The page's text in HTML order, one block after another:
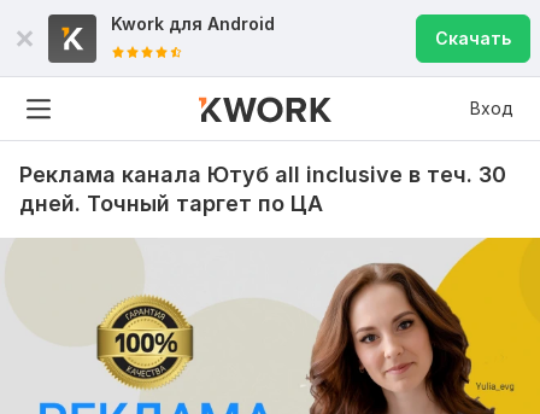
Kwork для Android
Скачать
Вход
Реклама канала Ютуб all inclusive в теч. 30
дней. Точный таргет по ЦА